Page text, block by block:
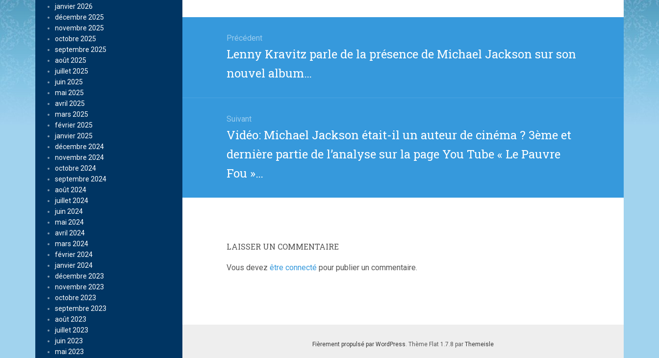
janvier 2026
décembre 2025
novembre 2025
octobre 2025
septembre 2025
août 2025
juillet 2025
juin 2025
mai 2025
avril 2025
mars 2025
février 2025
janvier 2025
décembre 2024
novembre 2024
octobre 2024
septembre 2024
août 2024
juillet 2024
juin 2024
mai 2024
avril 2024
mars 2024
février 2024
janvier 2024
décembre 2023
novembre 2023
octobre 2023
septembre 2023
août 2023
juillet 2023
juin 2023
mai 2023
l’article
Précédent
Article
précédent
:
Lenny Kravitz parle de la présence de Michael Jackson sur son
nouvel album…
Suivant
Article
:
Vidéo: Michael Jackson était-il un auteur de cinéma ? 3ème et
dernière partie de l’analyse sur la page You Tube « Le Pauvre
Fou »…
LAISSER UN COMMENTAIRE
Vous devez être connecté pour publier un commentaire.
Fièrement propulsé par WordPress. Thème Flat 1.7.8 par Themeisle